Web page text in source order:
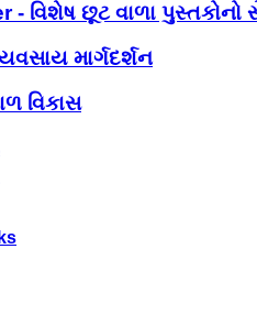
- વિશેષ છૂટ વાળા પુસ્તકોનો
માર્ગદર્શન
વિકાસ